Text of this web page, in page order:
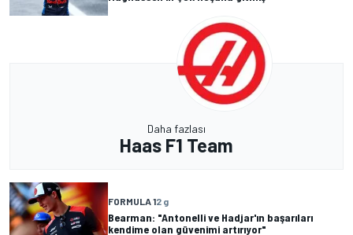
Daha fazlası
Haas F1 Team
FORMULA 12 g
Bearman: "Antonelli ve Hadjar'ın başarıları
kendime olan güvenimi artırıyor"